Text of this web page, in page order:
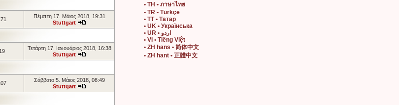
Πέμπτη 17. Μάιος 2018, 19:31
Stuttgart
19
Τετάρτη 17. Ιανουάριος 2018, 16:38
Stuttgart
Σάββατο 5. Μάιος 2018, 08:49
Stuttgart
• TH • ภาษาไทย
• TR • Türkçe
• TT • Татар
• UK • Українська
• UR • اردو
• VI • Tiếng Việt
• ZH hans • 简体中文
• ZH hant • 正體中文